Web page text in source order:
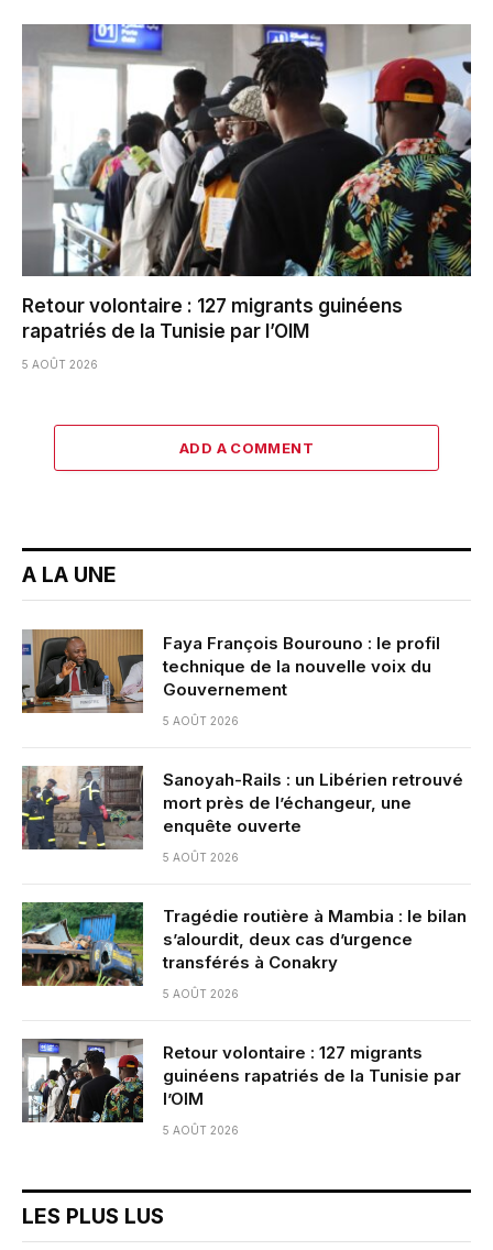
Retour volontaire : 127 migrants guinéens
rapatriés de la Tunisie par l’OIM
5 AOÛT 2026
ADD A COMMENT
A LA UNE
Faya François Bourouno : le profil
technique de la nouvelle voix du
Gouvernement
5 AOÛT 2026
Sanoyah-Rails : un Libérien retrouvé
mort près de l’échangeur, une
enquête ouverte
5 AOÛT 2026
Tragédie routière à Mambia : le bilan
s’alourdit, deux cas d’urgence
transférés à Conakry
5 AOÛT 2026
Retour volontaire : 127 migrants
guinéens rapatriés de la Tunisie par
l’OIM
5 AOÛT 2026
LES PLUS LUS